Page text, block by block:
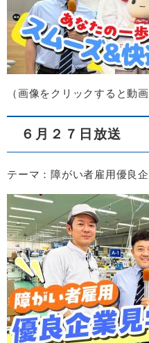
（画像をクリックすると動
６月２７日放送
テーマ：障がい者雇用優良